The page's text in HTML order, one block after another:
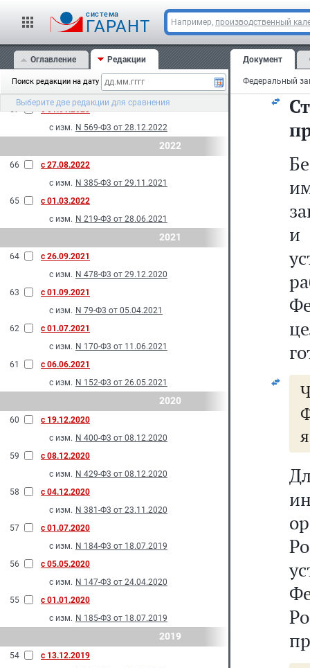
cистема
ГАРАНТ Например, производственный
Оглавление Редакции
Поиск редакции на дату
Выберите две редакции для сравнения
с 01.01.2024
N 293-Ф3 от 10.07.2023
2023
с изм. N 137-Ф3 от 28.04.2023
67
с 01.01.2023
с изм. N 569-Ф3 от 28.12.2022
2022
66
с 27.08.2022
с изм. N 385-Ф3 от 29.11.2021
65
с 01.03.2022
с изм. N 219-Ф3 от 28.06.2021
2021
64
с 26.09.2021
с изм. N 478-Ф3 от 29.12.2020
63
с 01.09.2021
с изм. N 79-Ф3 от 05.04.2021
62
с 01.07.2021
с изм. N 170-Ф3 от 11.06.2021
61
с 06.06.2021
с изм. N 152-Ф3 от 26.05.2021
2020
60
с 19.12.2020
с изм. N 400-Ф3 от 08.12.2020
59
с 08.12.2020
с изм. N 429-Ф3 от 08.12.2020
58
с 04.12.2020
с изм. N 381-Ф3 от 23.11.2020
57
с 01.07.2020
с изм. N 184-Ф3 от 18.07.2019
56
с 05.05.2020
с изм. N 147-Ф3 от 24.04.2020
55
с 01.01.2020
с изм. N 185-Ф3 от 18.07.2019
2019
54
с 13.12.2019
Документ
и